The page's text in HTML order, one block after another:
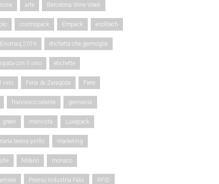
arte Barcelona Wine Week
cosmopack Empack enolitech
Enomaq 2019 etichetta che germoglia
con il vino etichette
vino Feria de Zaragoza Fiere
francesco celante germania
green intervista Luxepack
teresa pirillo marketing
Milano monaco
Premio Industria Felix RFID